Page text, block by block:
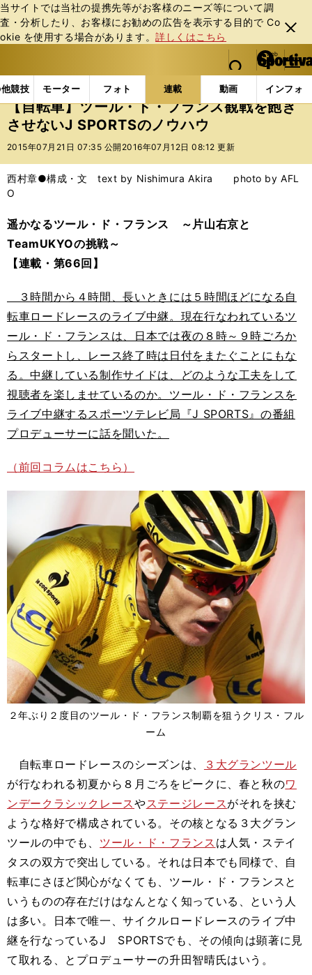
当サイトでは当社の提携先等がお客様のニーズ等について調
査・分析したり、お客様にお勧めの広告を表⽰する⽬的で Co
okie を使⽤する場合があります。詳しくはこちら
閉じ
る
web Sportiva (webスポルティーバ)
検索
マイペ
ー
ジ
メニュ
競技 モーター フォト 連載 動画 インフォ
b
ス
ポ
ル
バ
連載コラム 遥かなるツール・ド・フランス ～片山右
【自転車】ツール・ド・フランス観戦を飽き
させないJ SPORTSのノウハウ
2015年07月21日 07:35 公開 2016年07月12日 08:12 更新
西村章●構成・文 text by Nishimura Akira photo by AFL
O
遥かなるツール・ド・フランス ～片山右京と
TeamUKYOの挑戦～
【連載・第66回】
３時間から４時間、長いときには５時間ほどになる自
転車ロードレースのライブ中継。現在行なわれているツ
ール・ド・フランスは、日本では夜の８時～９時ごろか
らスタートし、レース終了時は日付をまたぐことにもな
る。中継している制作サイドは、どのような工夫をして
視聴者を楽しませているのか。ツール・ド・フランスを
ライブ中継するスポーツテレビ局『J SPORTS』の番組
プロデューサーに話を聞いた。
（前回コラムはこちら）
２年ぶり２度目のツール・ド・フランス制覇を狙うクリス・フル
ーム
自転車ロードレースのシーズンは、
３大グランツール
が行なわれる初夏から８月ごろをピークに、春と秋のワ
ンデークラシックレースやステージレースがそれを挟む
ような格好で構成されている。その核となる３大グラン
ツールの中でも、 ツール・ド・フランス は人気・ステイ
タスの双方で突出している。それは日本でも同様で、自
転車にさほど関心がなくても、ツール・ド・フランスと
いうものの存在だけはなんとなく知っている、という人
は多い。日本で唯一、サイクルロードレースのライブ中
継を行なっているJ SPORTSでも、その傾向は顕著に見
て取れる、とプロデューサーの升田智晴氏はいう。